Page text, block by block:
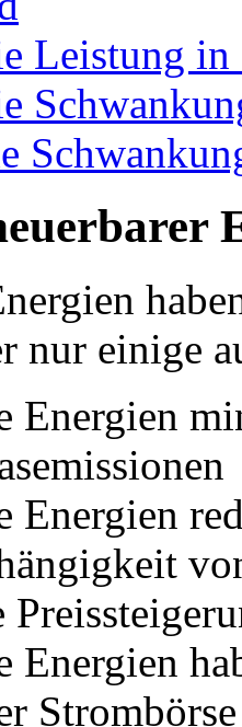
Leistung in
nur einige
Energien
Energien
Energien